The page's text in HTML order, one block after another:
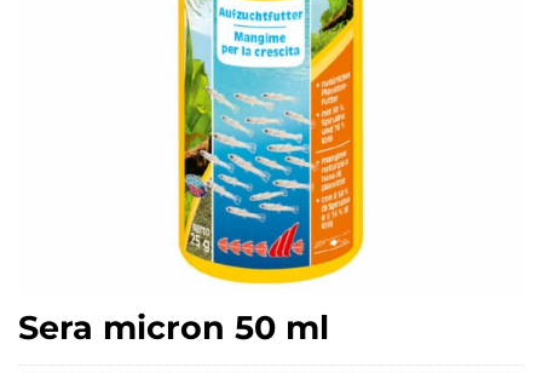
Sera micron 50 ml